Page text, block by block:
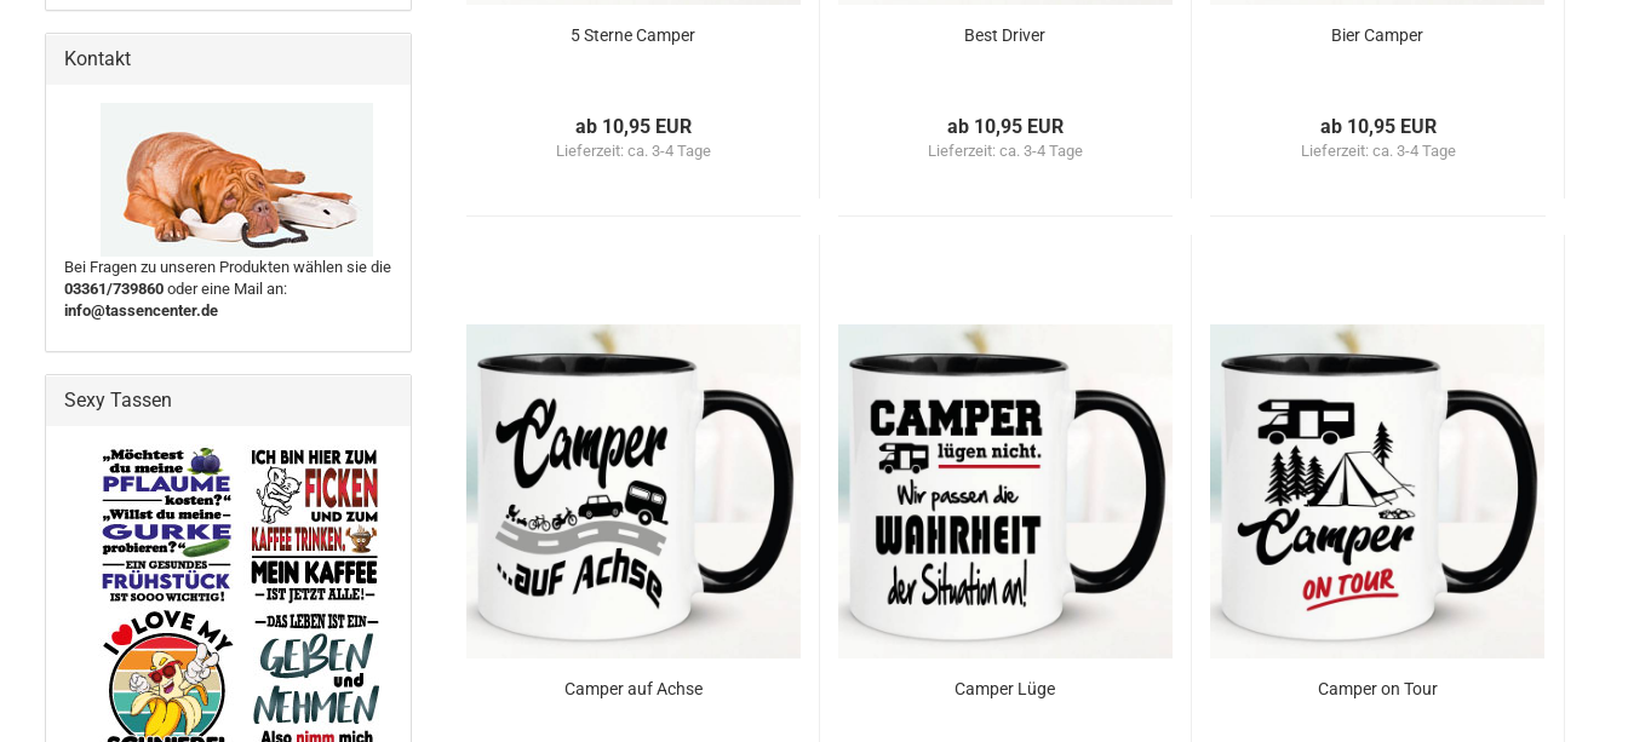
5 Sterne Camper
ab 10,95 EUR
Lieferzeit: ca. 3-4 Tage
Best Driver
ab 10,95 EUR
Lieferzeit:ca. 3-4 Tage
Bier Camper
ab 10,95 EUR
Lieferzeit: ca. 3-4 Tage
Camper auf Achse Camper Lüge Camper on Tour
Kontakt
Bei Fragen zu unseren Produkten wählen sie die
03361/739860 oder eine Mail an:
info@tassencenter.de
Sexy Tassen